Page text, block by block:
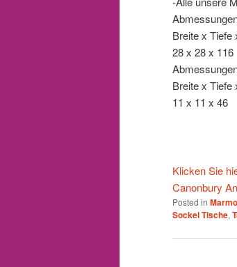
Breite x Tiefe
28 x 28 x 116
Breite x Tiefe
11 x 11 x 46
Klicken Sie
Canonbury
Posted in
Sockel Tische,